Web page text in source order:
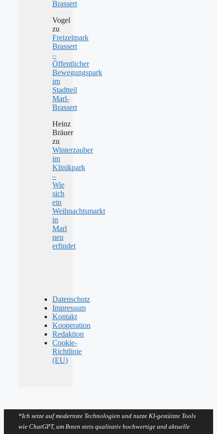
Brassert
Vogel
zu
Freizeitpark
Brassert
–
Öffentlicher
Bewegungspark
im
Stadtteil
Marl-
Brassert
Heinz
Bräuer
zu
Winterzauber
im
Klinikpark
–
Wie
sich
ein
Weihnachtsmarkt
in
Marl
neu
erfindet
Datenschutz
Impressum
Kontakt
Kooperation
Redaktion
Cookie-
Richtlinie
(EU)
*Ich setze auf modernste Technologien und nutze KI-gestützte Tools
wie ChatGPT, um Ihnen stets qualitativ hochwertige und aktuelle